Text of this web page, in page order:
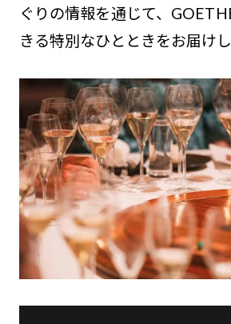
ぐりの情報を通じて、
きる特別なひとときをお届けし